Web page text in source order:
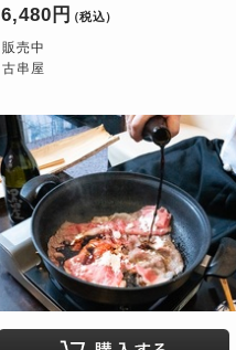
6,480円 （税込）
販売中
古串屋